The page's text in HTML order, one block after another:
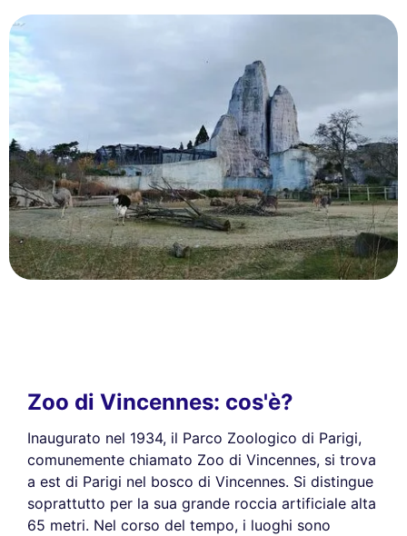
Zoo di Vincennes: cos'è?
Inaugurato nel 1934, il Parco Zoologico di Parigi,
comunemente chiamato Zoo di Vincennes, si trova
a est di Parigi nel bosco di Vincennes. Si distingue
soprattutto per la sua grande roccia artificiale alta
65 metri. Nel corso del tempo, i luoghi sono